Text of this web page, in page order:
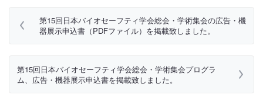
第15回日本バイオセーフティ学会総会・学術集会の広告・機
器展示申込書（PDFファイル）を掲載致しました。
第15回日本バイオセーフティ学会総会・学術集会プログラ
ム、広告・機器展示申込書を掲載致しました。